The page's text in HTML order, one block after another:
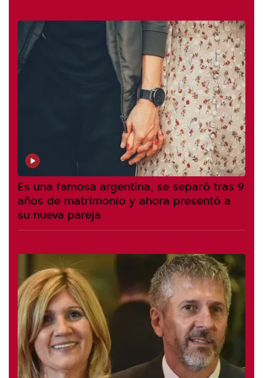
Es una famosa argentina, se separó tras 9
años de matrimonio y ahora presentó a
su nueva pareja